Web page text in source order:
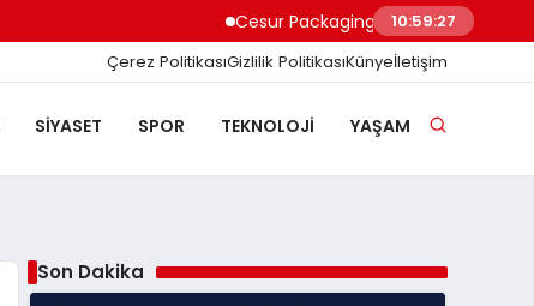
Cesur Packaging, Mısır’daki Üretim
10:59:28
Çerez PolitikasıGizlilik PolitikasıKünyeİletişim
SIYASET SPOR TEKNOLOJI YAŞAM
Son Dakika